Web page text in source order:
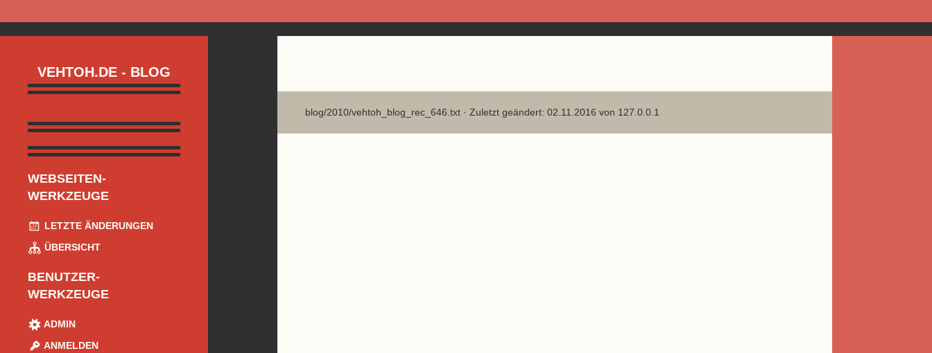
VEHTOH.DE - BLOG
WEBSEITEN-
WERKZEUGE
LETZTE ÄNDERUNGEN
ÜBERSICHT
BENUTZER-
WERKZEUGE
ADMIN
ANMELDEN
blog/2010/vehtoh_blog_rec_646.txt · Zuletzt geändert: 02.11.2016 von 127.0.0.1